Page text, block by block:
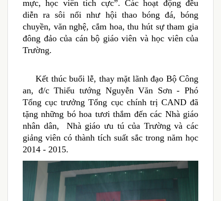
mực, học viên tích cực”. Các hoạt động đều
diễn ra sôi nổi như hội thao bóng đá, bóng
chuyền, văn nghệ, cắm hoa, thu hút sự tham gia
đông đảo của cán bộ giáo viên và học viên của
Trường.
Kết thúc buổi lễ, thay mặt lãnh đạo Bộ Công
an, đ/c Thiếu tướng Nguyễn Văn Sơn - Phó
Tổng cục trưởng Tổng cục chính trị CAND đã
tặng những bó hoa tươi thắm đến các Nhà giáo
nhân dân, Nhà giáo ưu tú của Trường và các
giảng viên có thành tích suất sắc trong năm học
2014 - 2015.